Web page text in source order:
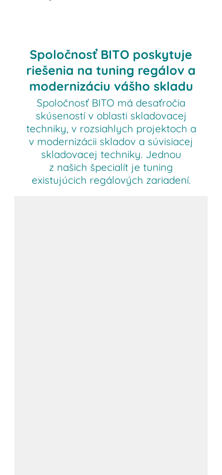
Spoločnosť BITO poskytuje
riešenia na tuning regálov a
modernizáciu vášho skladu
Spoločnosť BITO má desaťročia
skúseností v oblasti skladovacej
techniky, v rozsiahlych projektoch a
v modernizácii skladov a súvisiacej
skladovacej techniky. Jednou
z našich špecialít je tuning
existujúcich regálových zariadení.